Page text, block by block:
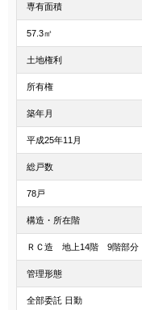
専有面積
57.3㎡
土地権利
所有権
築年月
平成25年11月
総戸数
78戸
構造・所在階
ＲＣ造 地上14階 9階部分
管理形態
全部委託 日勤